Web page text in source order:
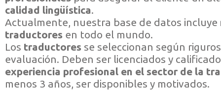
calidad lingüística.
Actualmente, nuestra base de datos incluye
traductores en todo el mundo.
Los traductores se seleccionan según
evaluación. Deben ser licenciados y
experiencia profesional en el sector de la
menos 3 años, ser disponibles y motivados.